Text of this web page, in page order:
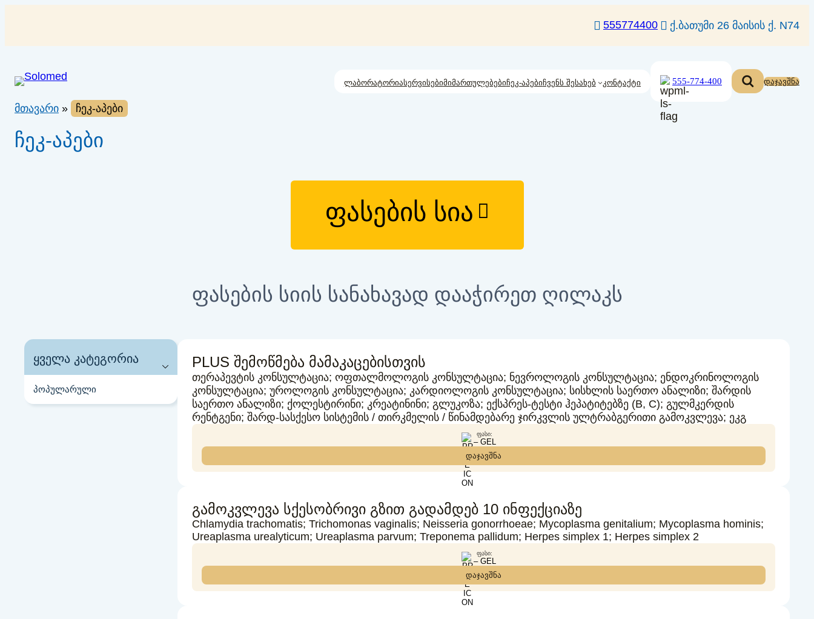
555774400 ქ.ბათუმი 26 მაისის ქ. N74
ლაბორატორიასერვისებიმიმართულებებიჩეკ-აპებიჩვენს შესახებ კონტაქტი 555-774-400 დაჯავშნა
მთავარი » ჩეკ-აპები
ჩეკ-აპები
ფასების სია
ფასების სიის სანახავად დააჭირეთ ღილაკს
ყველა კატეგორია
პოპულარული
PLUS შემოწმება მამაკაცებისთვის
თერაპევტის კონსულტაცია; ოფთალმოლოგის კონსულტაცია; ნევროლოგის კონსულტაცია; ენდოკრინოლოგის
კონსულტაცია; უროლოგის კონსულტაცია; კარდიოლოგის კონსულტაცია; სისხლის საერთო ანალიზი; შარდის
საერთო ანალიზი; ქოლესტირინი; კრეატინინი; გლუკოზა; ექსპრეს-ტესტი ჰეპატიტებზე (В, С); გულმკერდის
რენტგენი; შარდ-სასქესო სისტემის / თირკმელის / წინამდებარე ჯირკვლის ულტრაბგერითი გამოკვლევა; ეკგ
ᲤᲐᲡᲘ:
– GEL
დაჯავშნა
გამოკვლევა სქესობრივი გზით გადამდებ 10 ინფექციაზე
Chlamydia trachomatis; Trichomonas vaginalis; Neisseria gonorrhoeae; Mycoplasma genitalium; Mycoplasma hominis;
Ureaplasma urealyticum; Ureaplasma parvum; Treponema pallidum; Herpes simplex 1; Herpes simplex 2
ᲤᲐᲡᲘ:
– GEL
დაჯავშნა